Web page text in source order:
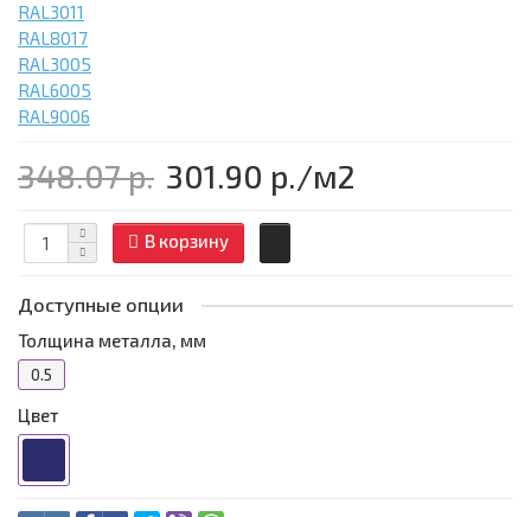
RAL3011
RAL8017
RAL3005
RAL6005
RAL9006
348.07 р. 301.90 р./м2
В корзину
Доступные опции
Толщина металла, мм
0.5
Цвет